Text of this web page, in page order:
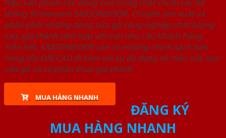
hiệu sản phẩm các dòng cửa trong một chuỗi các hệ
thống Showroom SAIGONDOOR. Chuyên sản xuất và
phân phối những dòng cửa gỗ công nghiệp chất lượng
cao, giá thành phù hợp với mọi nhu cầu khách hàng.
Trên hết, SAIGONDOOR còn có những chính sách bán
hàng ƯU ĐÃI CAO đi kèm với sự đa dạng về mẫu mã, loại
cửa gỗ và cả phân khúc giá thành.
MUA HÀNG NHANH
ĐĂNG KÝ
MUA HÀNG NHANH